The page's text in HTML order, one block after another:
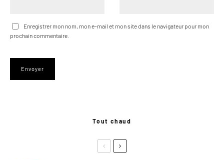
Enregistrer mon nom, mon e-mail et mon site dans le navigateur pour mon
prochain commentaire.
Tout chaud